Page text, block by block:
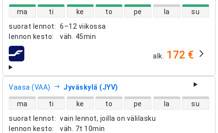
suorat lennot: 6–12 viikossa
lennon kesto: väh. 45min
suorien lentojen saatavuus
ma ti ke to pe la su
lentoyhtiöt alk. 172 €
Vaasa (VAA) Jyväskylä (JYV)
suorat lennot: vain lennot, joilla on välilasku
lennon kesto: väh. 7t 10min
suorien lentojen saatavuus
ma ti ke to pe la su